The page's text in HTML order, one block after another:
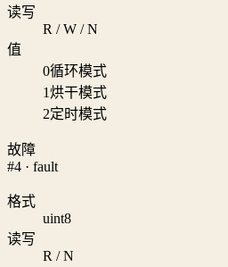
读写
R / W / N
值
0循环模式
1烘干模式
2定时模式
故障
#4 · fault
格式
uint8
读写
R / N